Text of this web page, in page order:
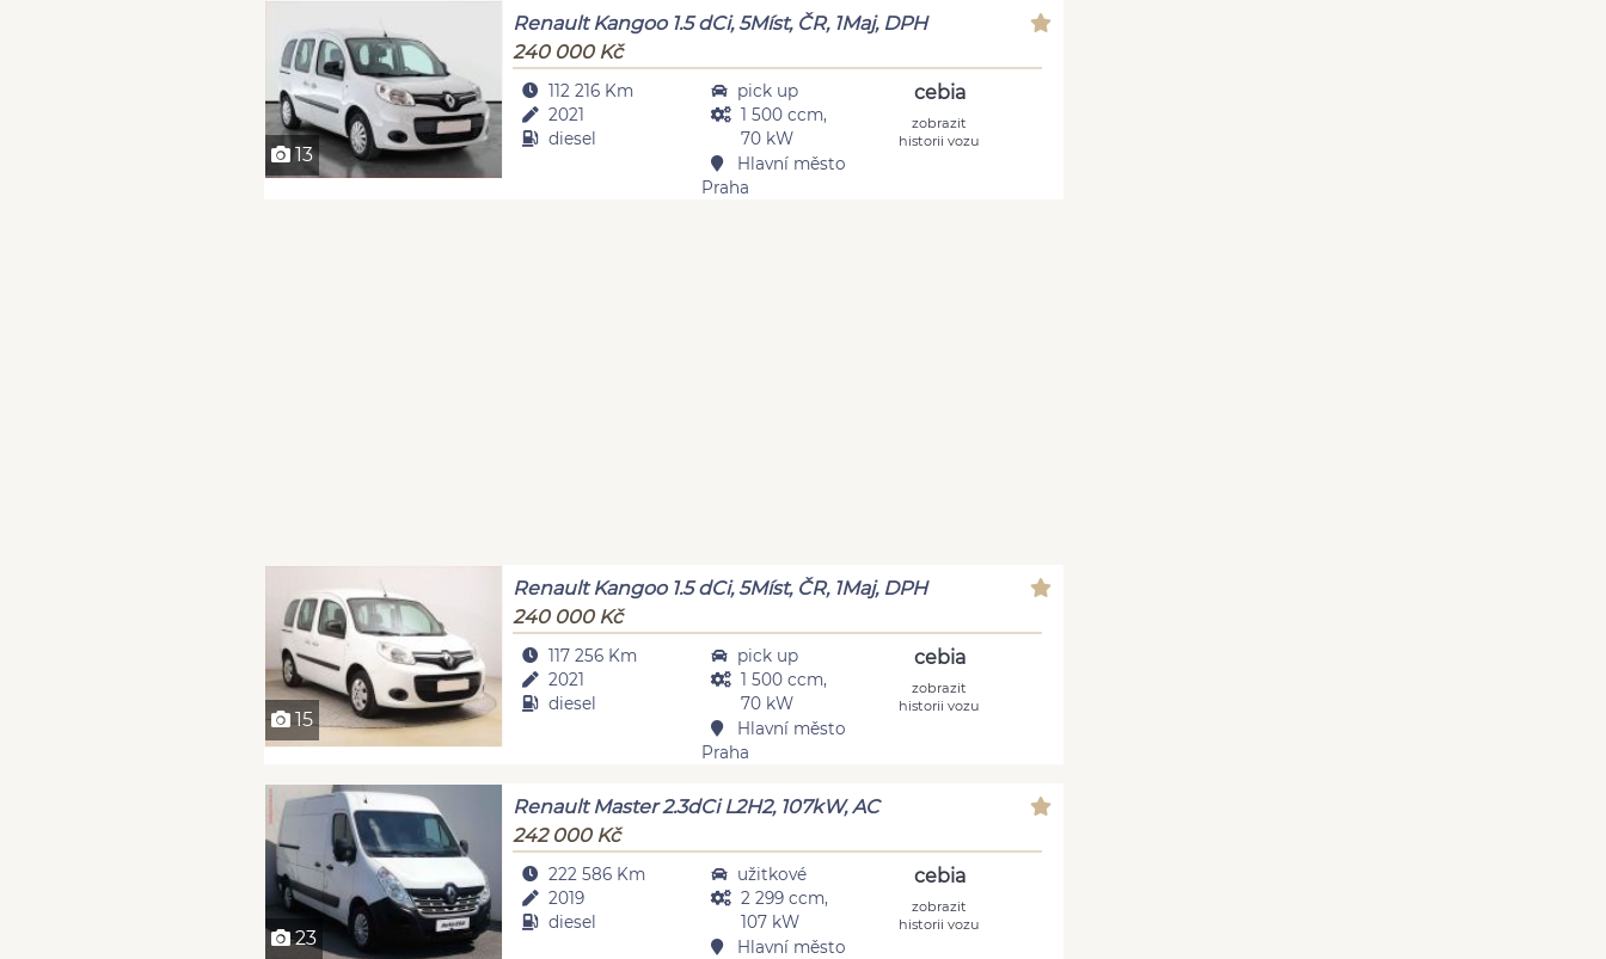
13
Renault Kangoo 1.5 dCi, 5Míst, ČR, 1Maj, DPH
240 000 Kč
112 216 Km
2021
diesel
pick up
1 500 ccm,
70 kW
Hlavní město
Praha
cebia
zobrazit
historii vozu
15
Renault Kangoo 1.5 dCi, 5Míst, ČR, 1Maj, DPH
240 000 Kč
117 256 Km
2021
diesel
pick up
1 500 ccm,
70 kW
Hlavní město
Praha
cebia
zobrazit
historii vozu
23
Renault Master 2.3dCi L2H2, 107kW, AC
242 000 Kč
222 586 Km
2019
diesel
užitkové
2 299 ccm,
107 kW
Hlavní město
cebia
zobrazit
historii vozu